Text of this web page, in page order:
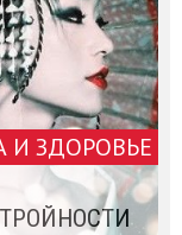
И ЗДОРОВЬЕ